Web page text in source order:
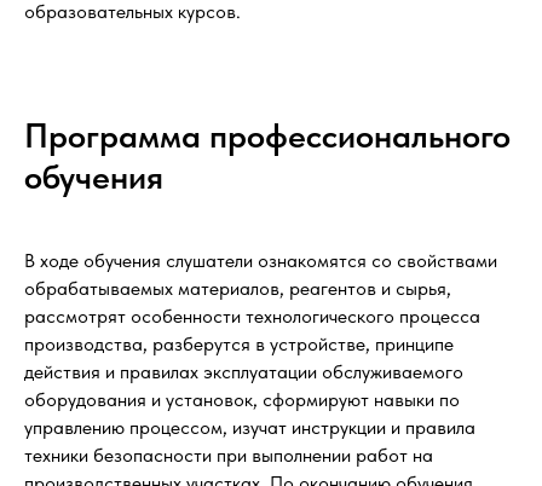
образовательных курсов.
Программа профессионального
обучения
В ходе обучения слушатели ознакомятся со свойствами
обрабатываемых материалов, реагентов и сырья,
рассмотрят особенности технологического процесса
производства, разберутся в устройстве, принципе
действия и правилах эксплуатации обслуживаемого
оборудования и установок, сформируют навыки по
управлению процессом, изучат инструкции и правила
техники безопасности при выполнении работ на